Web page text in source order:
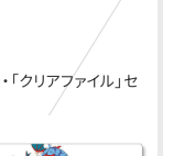
「クリアファイル」セ